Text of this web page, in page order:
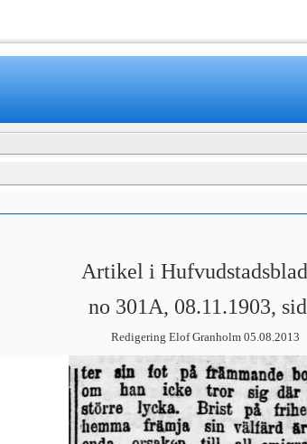
Artikel i
no 301A, 08.11.1903,
Redigering Elof Granholm 05.08.2013